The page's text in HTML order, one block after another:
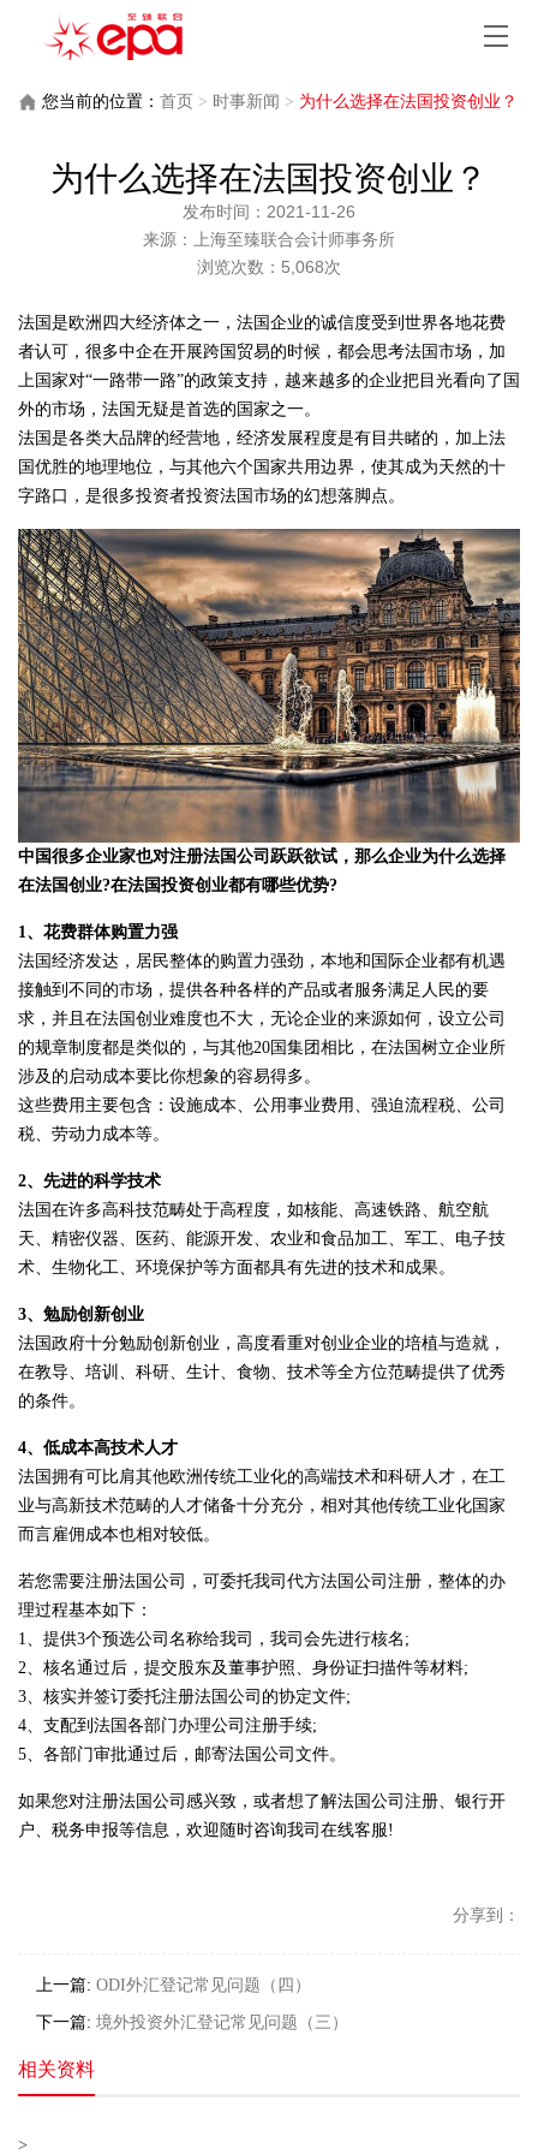
您当前的位置： 首页 > 时事新闻 > 为什么选择在法国投资创业？
为什么选择在法国投资创业？
发布时间：2021-11-26
来源：上海至臻联合会计师事务所
浏览次数：5,068次
法国是欧洲四大经济体之一，法国企业的诚信度受到世界各地花费
者认可，很多中企在开展跨国贸易的时候，都会思考法国市场，加
上国家对“一路带一路”的政策支持，越来越多的企业把目光看向了国
外的市场，法国无疑是首选的国家之一。
法国是各类大品牌的经营地，经济发展程度是有目共睹的，加上法
国优胜的地理地位，与其他六个国家共用边界，使其成为天然的十
字路口，是很多投资者投资法国市场的幻想落脚点。
中国很多企业家也对注册法国公司跃跃欲试，那么企业为什么选择
在法国创业?在法国投资创业都有哪些优势?
1、花费群体购置力强
法国经济发达，居民整体的购置力强劲，本地和国际企业都有机遇
接触到不同的市场，提供各种各样的产品或者服务满足人民的要
求，并且在法国创业难度也不大，无论企业的来源如何，设立公司
的规章制度都是类似的，与其他20国集团相比，在法国树立企业所
涉及的启动成本要比你想象的容易得多。
这些费用主要包含：设施成本、公用事业费用、强迫流程税、公司
税、劳动力成本等。
2、先进的科学技术
法国在许多高科技范畴处于高程度，如核能、高速铁路、航空航
天、精密仪器、医药、能源开发、农业和食品加工、军工、电子技
术、生物化工、环境保护等方面都具有先进的技术和成果。
3、勉励创新创业
法国政府十分勉励创新创业，高度看重对创业企业的培植与造就，
在教导、培训、科研、生计、食物、技术等全方位范畴提供了优秀
的条件。
4、低成本高技术人才
法国拥有可比肩其他欧洲传统工业化的高端技术和科研人才，在工
业与高新技术范畴的人才储备十分充分，相对其他传统工业化国家
而言雇佣成本也相对较低。
若您需要注册法国公司，可委托我司代方法国公司注册，整体的办
理过程基本如下：
1、提供3个预选公司名称给我司，我司会先进行核名;
2、核名通过后，提交股东及董事护照、身份证扫描件等材料;
3、核实并签订委托注册法国公司的协定文件;
4、支配到法国各部门办理公司注册手续;
5、各部门审批通过后，邮寄法国公司文件。
如果您对注册法国公司感兴致，或者想了解法国公司注册、银行开
户、税务申报等信息，欢迎随时咨询我司在线客服!
分享到：
上一篇: ODI外汇登记常见问题（四）
下一篇: 境外投资外汇登记常见问题（三）
相关资料
>